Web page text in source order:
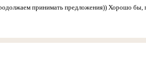
принимать предложения)) Хорошо